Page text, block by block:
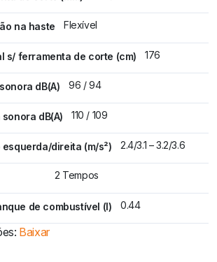
na haste Flexível
s/ ferramenta de corte (cm) 176
dB(A) 96 / 94
dB(A) 110 / 109
direita (m/s²) 2.4/3.1 – 3.2/3.6
2 Tempos
de combustível (l) 0.44
Baixar